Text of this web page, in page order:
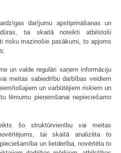
darījumu apstiprināšanas un
tai skaitā noteikti atbilstoši
risku mazinošie pasākumi, to apjoms
un valde regulāri saņem informāciju
meitas sabiedrību darbības veidiem
un varbūtējiem riskiem un
lēmumu pieņemšanai nepieciešamo
šo struktūrvienību vai meitas
tai skaitā analizēta to
un lietderība, novērtēta to